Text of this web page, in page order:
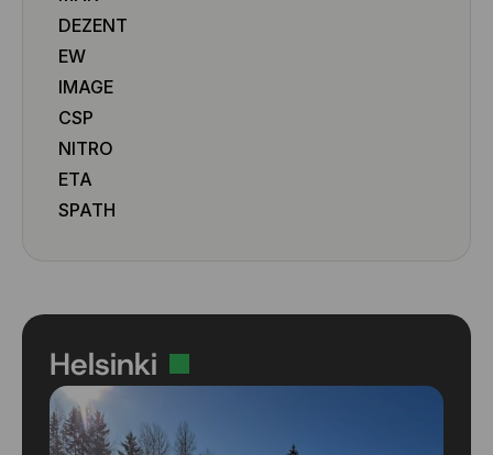
DEZENT
EW
IMAGE
CSP
NITRO
ETA
SPATH
Helsinki